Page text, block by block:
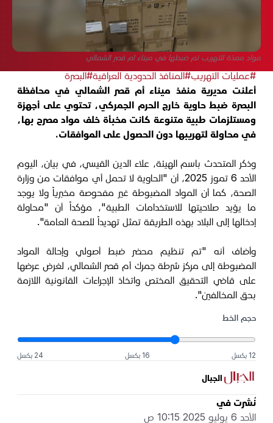
مواد معدّة للتهريب تم ضبطها في ميناء ام قصر الشمالي
#عمليات التهريب#المنافذ الحدودية العراقية#البصرة
أعلنت مديرية منفذ ميناء أم قصر الشمالي في محافظة
البصرة ضبط حاوية خارج الحرم الجمركي، تحتوي على أجهزة
ومستلزمات طبية متنوعة كانت مخبأة خلف مواد مصرح بها،
في محاولة لتهريبها دون الحصول على الموافقات.
وذكر المتحدث باسم الهيئة، علاء الدين القيسي، في بيان، اليوم
الأحد 6 تموز 2025، أن "الحاوية لا تحمل أي موافقات من وزارة
الصحة، كما أن المواد المضبوطة غير مفحوصة مخبرياً ولا يوجد
ما يؤيد صلاحيتها للاستخدامات الطبية"، مؤكداً أن "محاولة
إدخالها إلى البلاد بهذه الطريقة تمثل تهديداً للصحة العامة".
وأضاف أنه "تم تنظيم محضر ضبط أصولي وإحالة المواد
المضبوطة إلى مركز شرطة جمرك أم قصر الشمالي، لغرض عرضها
على قاضي التحقيق المختص واتخاذ الإجراءات القانونية اللازمة
بحق المخالفين".
حجم الخط
12 بكسل 16 بكسل 24 بكسل
الجبال
نُشرت في
الأحد 6 يوليو 2025 10:15 ص